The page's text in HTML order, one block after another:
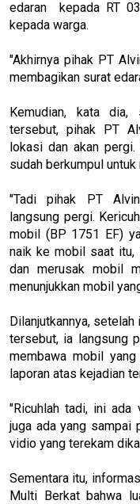
edaran kepada RT
kepada warga.
"Akhirnya pihak PT
membagikan surat
Kemudian, kata dia,
tersebut, pihak PT
lokasi dan akan
sudah berkumpul untuk
"Tadi pihak PT
langsung pergi.
mobil (BP 1751 EF)
naik ke mobil saat itu,
dan merusak mobil
menunjukkan mobil
Dilanjutkannya,
tersebut, ia langsung
membawa mobil
laporan atas kejadian
"Ricuhlah tadi, ini
juga ada yang sampai
vidio yang terekam
Sementara itu,
Multi Berkat bahwa